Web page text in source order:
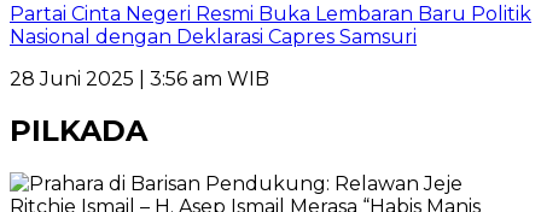
Partai Cinta Negeri Resmi Buka Lembaran Baru Politik
Nasional dengan Deklarasi Capres Samsuri
28 Juni 2025 | 3:56 am WIB
PILKADA